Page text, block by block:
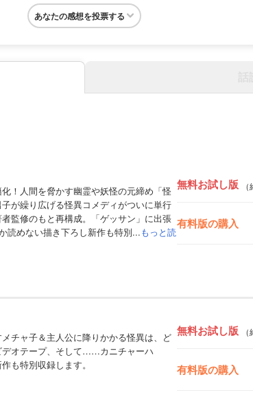
あなたの感想を投票する
！人間を脅かす幽霊や妖怪の元締め「怪
が繰り広げる怪異コメディがついに単行
監修のもと再構成。「ゲッサン」に出張
読めない描き下ろし新作も特別...もっと読
無料お試し版
有料版の購入
チャ子＆主人公に降りかかる怪異は、ど
デオテープ、そして……カニチャーハ
も特別収録します。
無料お試し版
有料版の購入